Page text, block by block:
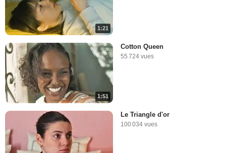
1:21
1:51
Cotton Queen
55 724 vues
Le Triangle d'or
100 034 vues